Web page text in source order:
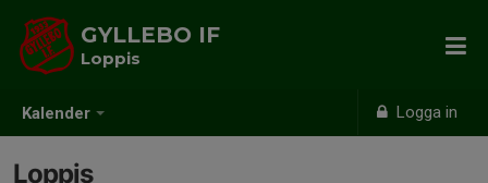
Kalender Logga in
GYLLEBO IF
Loppis
Loppis